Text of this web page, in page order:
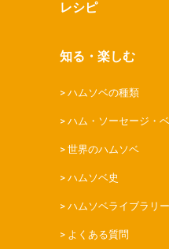
レシピ
知る・楽しむ
ハムソベの種類
ハム・ソーセージ・
世界のハムソベ
ハムソベ史
ハムソベライブラリー
よくある質問